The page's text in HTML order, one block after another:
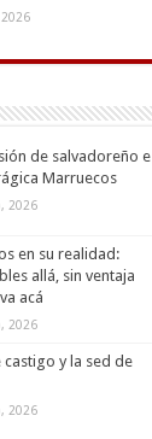
de salvadoreño e
Marruecos
2026
en su realidad:
allá, sin ventaja
acá
2026
castigo y la sed de
2026